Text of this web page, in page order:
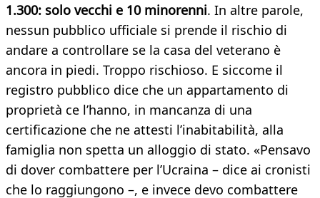
1.300: solo vecchi e 10 minorenni. In altre parole,
nessun pubblico ufficiale si prende il rischio di
andare a controllare se la casa del veterano è
ancora in piedi. Troppo rischioso. E siccome il
registro pubblico dice che un appartamento di
proprietà ce l’hanno, in mancanza di una
certificazione che ne attesti l’inabitabilità, alla
famiglia non spetta un alloggio di stato. «Pensavo
di dover combattere per l’Ucraina – dice ai cronisti
che lo raggiungono –, e invece devo combattere